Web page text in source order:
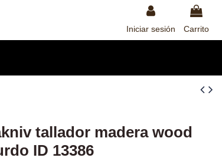
Iniciar sesión Carrito
tallador madera wood
ID 13386